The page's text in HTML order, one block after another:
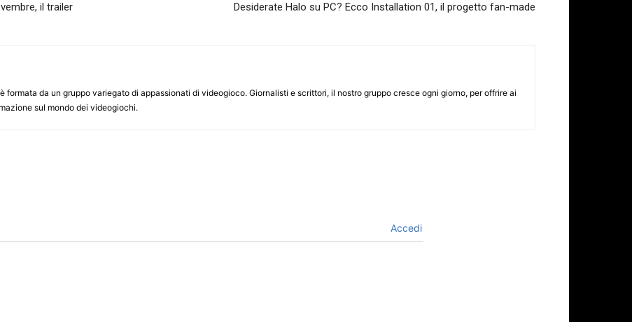
il trailer Desiderate Halo su PC? Ecco Installation 01, il progetto fan-made
formata da un gruppo variegato di appassionati di videogioco. Giornalisti e scrittori, il nostro gruppo cresce ogni giorno, per offrire ai
sul mondo dei videogiochi.
Accedi